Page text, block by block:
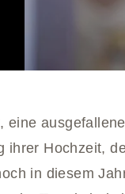
eine
ihrer Hochzeit,
in diesem